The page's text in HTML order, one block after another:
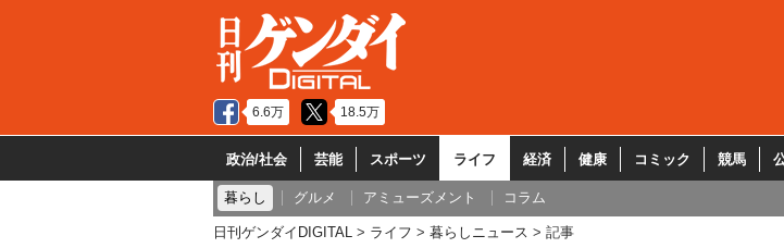
6.6万 18.5万
政治/社会 芸能 スポーツ ライフ 経済 健康 コミック 競馬
暮らし グルメ アミューズメント コラム
日刊ゲンダイDIGITAL ライフ 暮らしニュース 記事